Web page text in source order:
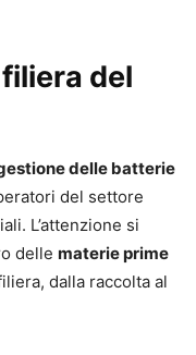
del
delle batterie
del settore
L’attenzione si
delle materie prime
dalla raccolta al